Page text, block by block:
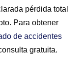
pérdida total
Para obtener
de accidentes
gratuita.